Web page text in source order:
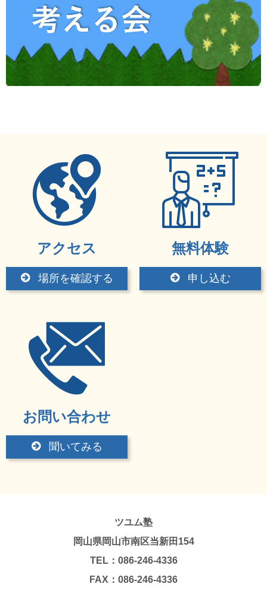
アクセス
場所を確認する
無料体験
申し込む
お問い合わせ
聞いてみる
ツユム塾
岡山県岡山市南区当新田154
TEL：086-246-4336
FAX：086-246-4336